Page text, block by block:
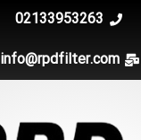
02133953263
info@rpdfilter.com